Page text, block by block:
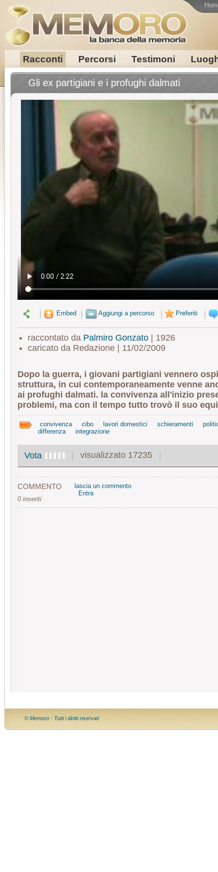
Racconti Percorsi Testimoni
Gli ex partigiani e i profughi dalmati
Embed Aggiungi a percorso Preferiti
raccontato da Palmiro Gonzato| 1926
caricato da Redazione | 11/02/2009
Dopo la guerra, i giovani partigiani vennero
struttura, in cui contemporaneamente venne
ai profughi dalmati. la convivenza all'inizio
problemi, ma con il tempo tutto trovò il suo
convivenza cibo lavori domestici schieramenti
differenza
integrazione
Vota visualizzato 17235
COMMENTO
0 inseriti
lascia un commento
Entra
© Memoro - Tutti i diritti riservati